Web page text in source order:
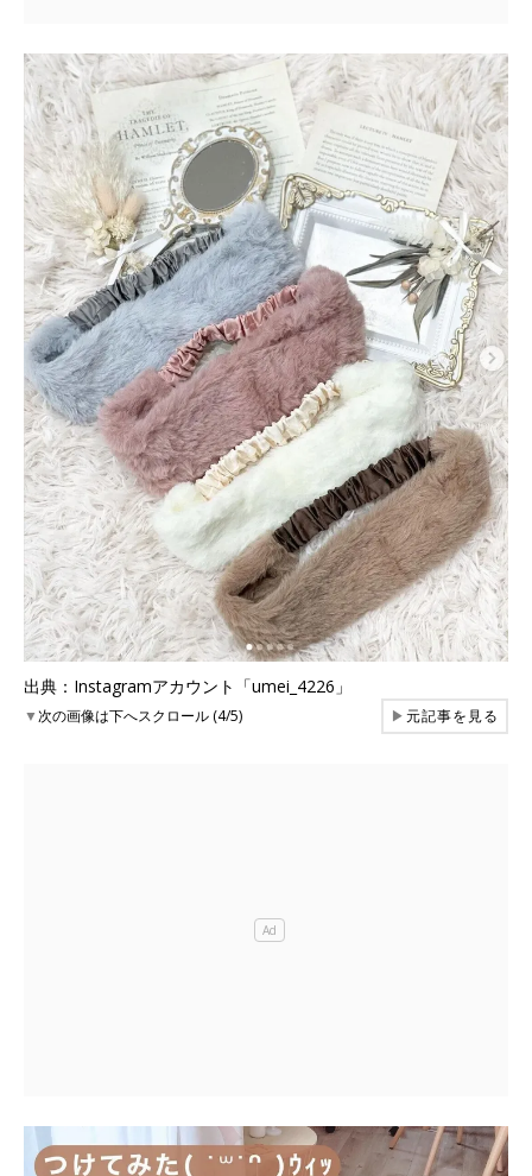
出典：Instagramアカウント「umei_4226」
▼次の画像は下へスクロール (4/5) ▶元記事を見る